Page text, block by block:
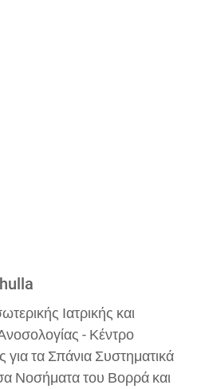
Ιατρικής και
- Κέντρο
τα Σπάνια Συστηματικά
Νοσήματα του Βορρά και